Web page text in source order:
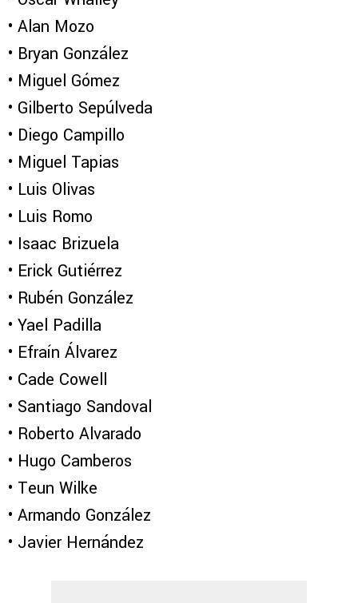
•⁠ ⁠Alan Mozo
•⁠ ⁠Bryan González
•⁠ ⁠Miguel Gómez
•⁠ ⁠Gilberto Sepúlveda
•⁠ ⁠Diego Campillo
•⁠ ⁠Miguel Tapias
•⁠ ⁠Luis Olivas
•⁠ ⁠Luis Romo
•⁠ ⁠Isaac Brizuela
•⁠ ⁠Erick Gutiérrez
•⁠ ⁠Rubén González
•⁠ ⁠Yael Padilla
•⁠ ⁠Efraín Álvarez
•⁠ ⁠Cade Cowell
•⁠ ⁠Santiago Sandoval
•⁠ ⁠Roberto Alvarado
•⁠ ⁠Hugo Camberos
•⁠ ⁠Teun Wilke
•⁠ ⁠Armando González
•⁠ ⁠Javier Hernández